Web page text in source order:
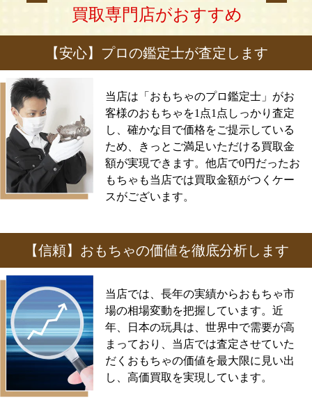
買取専門店がおすすめ
【安心】プロの鑑定士が査定します
当店は「おもちゃのプロ鑑定士」がお
客様のおもちゃを1点1点しっかり査定
し、確かな目で価格をご提示している
ため、きっとご満足いただける買取金
額が実現できます。他店で0円だったお
もちゃも当店では買取金額がつくケー
スがございます。
【信頼】おもちゃの価値を徹底分析します
当店では、長年の実績からおもちゃ市
場の相場変動を把握しています。近
年、日本の玩具は、世界中で需要が高
まっており、当店では査定させていた
だくおもちゃの価値を最大限に見い出
し、高価買取を実現しています。